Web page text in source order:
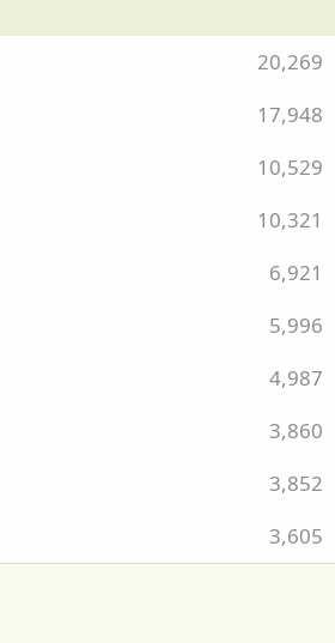
20,269
17,948
10,529
10,321
6,921
5,996
4,987
3,860
3,852
3,605